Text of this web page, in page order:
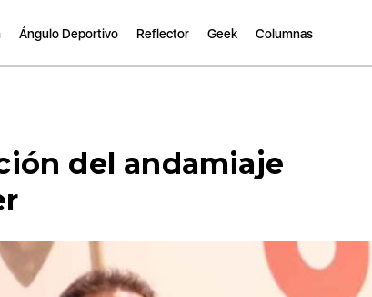
Ángulo Deportivo Reflector Geek Columnas
del andamiaje